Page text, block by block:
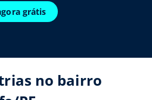
grátis
no bairro